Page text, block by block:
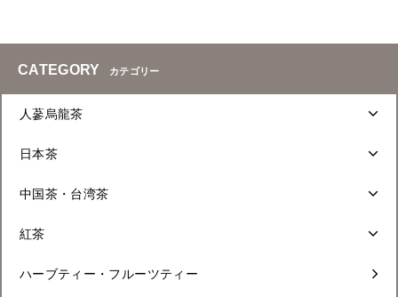
CATEGORY カテゴリー
人蔘烏龍茶
日本茶
中国茶・台湾茶
紅茶
ハーブティー・フルーツティー